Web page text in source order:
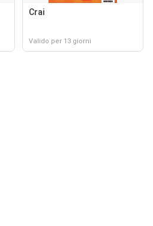
Crai
Valido per 13 giorni